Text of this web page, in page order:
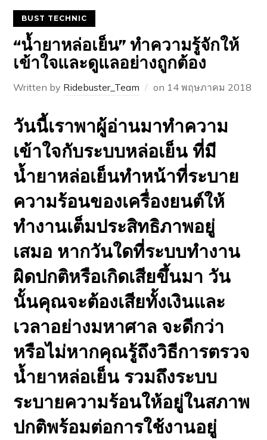
BUST TECHNIC
“น้ำยาหล่อเย็น” ทำความรู้จักให้
เข้าใจและดูแลอย่างถูกต้อง
Written by Ridebuster_Team on 14 พฤษภาคม 2018
วันนี้เราพาผู้อ่านมาทำความ
เข้าใจกับระบบหล่อเย็น ที่มี
น้ำยาหล่อเย็นทำหน้าที่ระบาย
ความร้อนของเครื่องยนต์ให้
ทำงานเต็มประสิทธิภาพอยู่
เสมอ หากวันใดที่ระบบทำงาน
ผิดปกติหรือเกิดเสียขึ้นมา วัน
นั้นคุณจะต้องเสียทั้งเงินและ
เวลาอย่างมหาศาล จะดีกว่า
หรือไม่หากคุณรู้ถึงวิธีการตรวจ
น้ำยาหล่อเย็น รวมถึงระบบ
ระบายความร้อนให้อยู่ในสภาพ
ปกติพร้อมต่อการใช้งานอยู่